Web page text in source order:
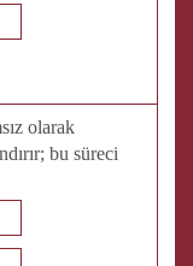
olarak
bu süreci